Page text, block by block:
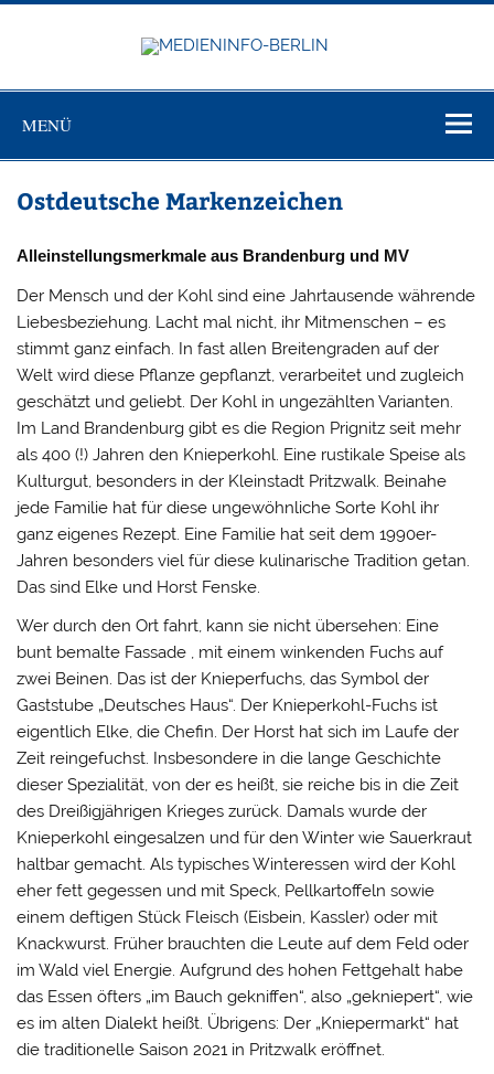
Zum
MENÜ
Ostdeutsche Markenzeichen
Alleinstellungsmerkmale aus Brandenburg und MV
Der Mensch und der Kohl sind eine Jahrtausende währende
Liebesbeziehung. Lacht mal nicht, ihr Mitmenschen – es
stimmt ganz einfach. In fast allen Breitengraden auf der
Welt wird diese Pflanze gepflanzt, verarbeitet und zugleich
geschätzt und geliebt. Der Kohl in ungezählten Varianten.
Im Land Brandenburg gibt es die Region Prignitz seit mehr
als 400 (!) Jahren den Knieperkohl. Eine rustikale Speise als
Kulturgut, besonders in der Kleinstadt Pritzwalk. Beinahe
jede Familie hat für diese ungewöhnliche Sorte Kohl ihr
ganz eigenes Rezept. Eine Familie hat seit dem 1990er-
Jahren besonders viel für diese kulinarische Tradition getan.
Das sind Elke und Horst Fenske.
Wer durch den Ort fahrt, kann sie nicht übersehen: Eine
bunt bemalte Fassade , mit einem winkenden Fuchs auf
zwei Beinen. Das ist der Knieperfuchs, das Symbol der
Gaststube „Deutsches Haus“. Der Knieperkohl-Fuchs ist
eigentlich Elke, die Chefin. Der Horst hat sich im Laufe der
Zeit reingefuchst. Insbesondere in die lange Geschichte
dieser Spezialität, von der es heißt, sie reiche bis in die Zeit
des Dreißigjährigen Krieges zurück. Damals wurde der
Knieperkohl eingesalzen und für den Winter wie Sauerkraut
haltbar gemacht. Als typisches Winteressen wird der Kohl
eher fett gegessen und mit Speck, Pellkartoffeln sowie
einem deftigen Stück Fleisch (Eisbein, Kassler) oder mit
Knackwurst. Früher brauchten die Leute auf dem Feld oder
im Wald viel Energie. Aufgrund des hohen Fettgehalt habe
das Essen öfters „im Bauch gekniffen“, also „gekniepert“, wie
es im alten Dialekt heißt. Übrigens: Der „Kniepermarkt“ hat
die traditionelle Saison 2021 in Pritzwalk eröffnet.